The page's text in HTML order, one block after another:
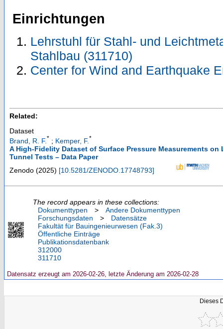
Einrichtungen
Lehrstuhl für Stahl- und
Stahlbau (311710)
Center for Wind and Earthquake
Related:
Dataset
Brand, R. F. * ; Kemper, F. *
A High-Fidelity Dataset of Surface Pressure Measurements
Tunnel Tests – Data Paper
Zenodo (2025) [10.5281/ZENODO.17748793]
The record appears in these collections:
Dokumenttypen
>
Andere Dokumenttypen
Forschungsdaten
>
Datensätze
Fakultät für Bauingenieurwesen (Fak.3)
Öffentliche Einträge
Publikationsdatenbank
312000
311710
Datensatz erzeugt am 2026-02-26, letzte Änderung am 2026-02-28
Dieses